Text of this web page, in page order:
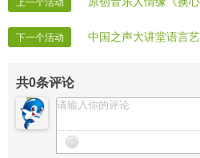
上一个活动
下一个活动 中国之声大讲堂语言
共0条评论